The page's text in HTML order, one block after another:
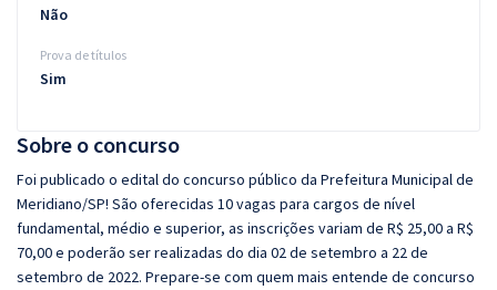
Sobre o concurso
Foi publicado o edital do concurso público da Prefeitura Municipal de
Meridiano/SP! São oferecidas 10 vagas para cargos de nível
fundamental, médio e superior, as inscrições variam de R$ 25,00 a R$
70,00 e poderão ser realizadas do dia 02 de setembro a 22 de
setembro de 2022. Prepare-se com quem mais entende de concurso
Não
Prova de títulos
Sim